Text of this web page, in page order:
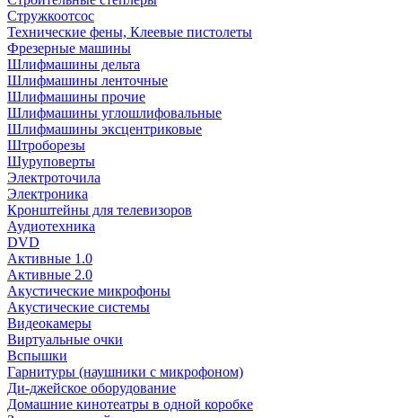
Стружкоотсос
Технические фены, Клеевые пистолеты
Фрезерные машины
Шлифмашины дельта
Шлифмашины ленточные
Шлифмашины прочие
Шлифмашины углошлифовальные
Шлифмашины эксцентриковые
Штроборезы
Шуруповерты
Электроточила
Электроника
Кронштейны для телевизоров
Аудиотехника
DVD
Активные 1.0
Активные 2.0
Акустические микрофоны
Акустические системы
Видеокамеры
Виртуальные очки
Вспышки
Гарнитуры (наушники с микрофоном)
Ди-джейское оборудование
Домашние кинотеатры в одной коробке